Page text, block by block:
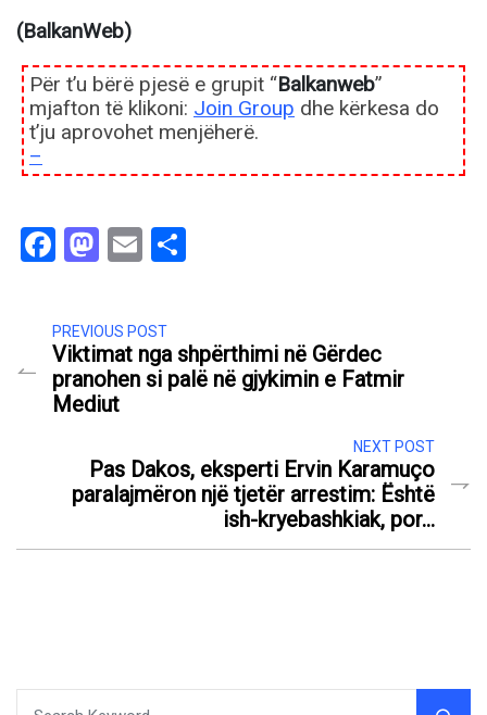
(BalkanWeb)
Për t’u bërë pjesë e grupit “Balkanweb”
mjafton të klikoni: Join Group dhe kërkesa do
t’ju aprovohet menjëherë.
–
Facebook
Mastodon
Email
PREVIOUS POST
Viktimat nga shpërthimi në Gërdec
pranohen si palë në gjykimin e Fatmir
Mediut
NEXT POST
Pas Dakos, eksperti Ervin Karamuço
paralajmëron një tjetër arrestim: Është
ish-kryebashkiak, por…